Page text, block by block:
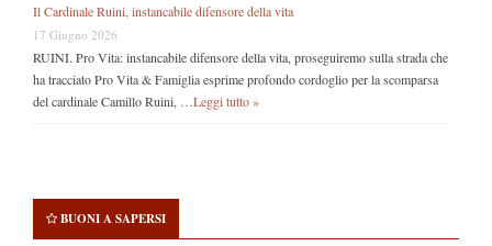
Il Cardinale Ruini, instancabile difensore della vita
17 Giugno 2026
RUINI. Pro Vita: instancabile difensore della vita, proseguiremo sulla strada che
ha tracciato Pro Vita & Famiglia esprime profondo cordoglio per la scomparsa
del cardinale Camillo Ruini, … Leggi tutto »
BUONI A SAPERSI